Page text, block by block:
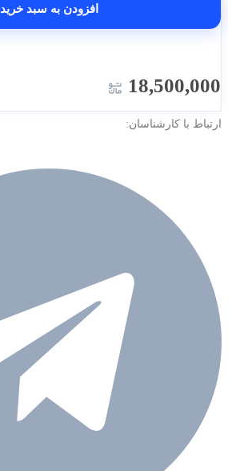
افزودن به سبد خرید
18,500,000
ارتباط با کارشناسان: